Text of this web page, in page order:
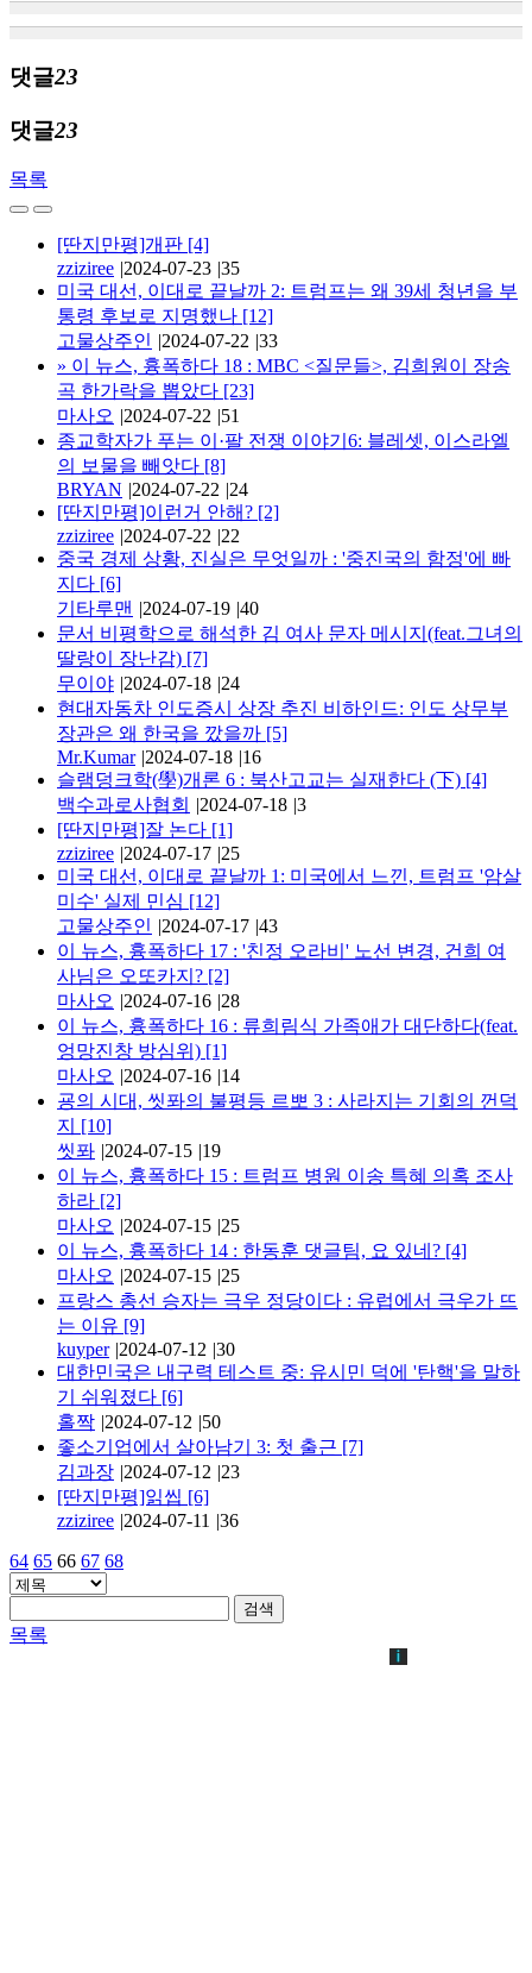
댓글23
댓글23
목록
[딴지만평]개판 [4]
zziziree |2024-07-23 |35
미국 대선, 이대로 끝날까 2: 트럼프는 왜 39세 청년을 부
통령 후보로 지명했나 [12]
고물상주인 |2024-07-22 |33
» 이 뉴스, 흉폭하다 18 : MBC <질문들>, 김희원이 장송
곡 한가락을 뽑았다 [23]
마사오 |2024-07-22 |51
종교학자가 푸는 이·팔 전쟁 이야기6: 블레셋, 이스라엘
의 보물을 빼앗다 [8]
BRYAN |2024-07-22 |24
[딴지만평]이런거 안해? [2]
zziziree |2024-07-22 |22
중국 경제 상황, 진실은 무엇일까 : '중진국의 함정'에 빠
지다 [6]
기타루맨 |2024-07-19 |40
문서 비평학으로 해석한 김 여사 문자 메시지(feat.그녀의
딸랑이 장난감) [7]
무이야 |2024-07-18 |24
현대자동차 인도증시 상장 추진 비하인드: 인도 상무부
장관은 왜 한국을 깠을까 [5]
Mr.Kumar |2024-07-18 |16
슬램덩크학(學)개론 6 : 북산고교는 실재한다 (下) [4]
백수과로사협회 |2024-07-18 |3
[딴지만평]잘 논다 [1]
zziziree |2024-07-17 |25
미국 대선, 이대로 끝날까 1: 미국에서 느낀, 트럼프 '암살
미수' 실제 민심 [12]
고물상주인 |2024-07-17 |43
이 뉴스, 흉폭하다 17 : '친정 오라비' 노선 변경, 건희 여
사님은 오또카지? [2]
마사오 |2024-07-16 |28
이 뉴스, 흉폭하다 16 : 류희림식 가족애가 대단하다(feat.
엉망진창 방심위) [1]
마사오 |2024-07-16 |14
굥의 시대, 씻퐈의 불평등 르뽀 3 : 사라지는 기회의 껀덕
지 [10]
씻퐈 |2024-07-15 |19
이 뉴스, 흉폭하다 15 : 트럼프 병원 이송 특혜 의혹 조사
하라 [2]
마사오 |2024-07-15 |25
이 뉴스, 흉폭하다 14 : 한동훈 댓글팀, 요 있네? [4]
마사오 |2024-07-15 |25
프랑스 총선 승자는 극우 정당이다 : 유럽에서 극우가 뜨
는 이유 [9]
kuyper |2024-07-12 |30
대한민국은 내구력 테스트 중: 유시민 덕에 '탄핵'을 말하
기 쉬워졌다 [6]
홀짝 |2024-07-12 |50
좋소기업에서 살아남기 3: 첫 출근 [7]
김과장 |2024-07-12 |23
[딴지만평]읽씹 [6]
zziziree |2024-07-11 |36
64 65 66 67 68
검색
목록